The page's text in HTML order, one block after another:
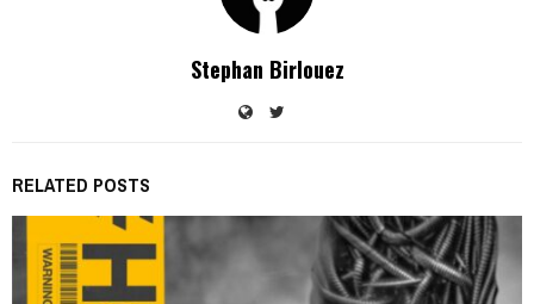
Stephan Birlouez
RELATED POSTS